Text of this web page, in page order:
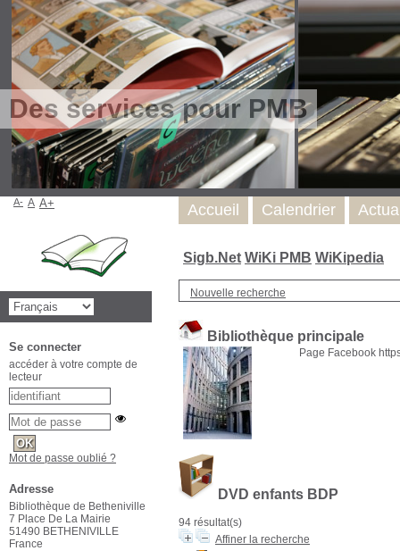
Des services pour PMB
Sigb.Net WiKi PMB WiKipedia
Nouvelle recherche
Bibliothèque principale
Page Facebook
DVD enfants BDP
94 résultat(s)
Affiner la recherche
Accueil Calendrier
A- A A+
Se connecter
accéder à votre compte de
lecteur
Mot de passe oublié ?
Adresse
Bibliothèque de Betheniville
7 Place De La Mairie
51490 BETHENIVILLE
France